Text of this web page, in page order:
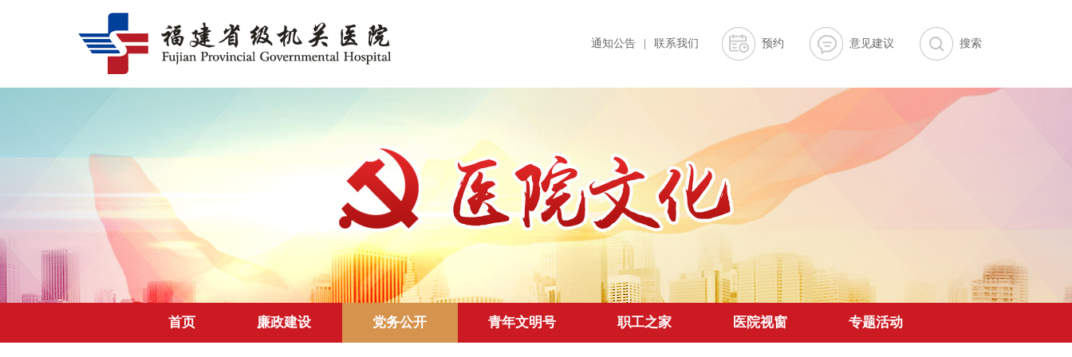
通知公告 联系我们 预约 意见建议 搜索
首页 廉政建设 党务公开 青年文明号 职工之家 医院视窗 专题活动